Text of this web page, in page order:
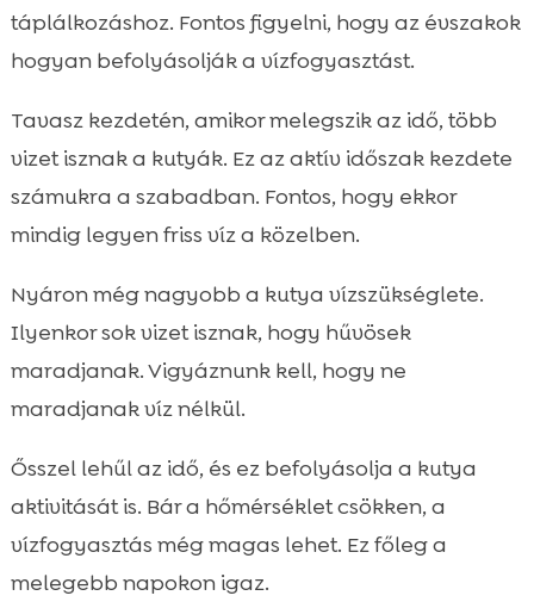
táplálkozáshoz. Fontos figyelni, hogy az évszakok
hogyan befolyásolják a vízfogyasztást.
Tavasz kezdetén, amikor melegszik az idő, több
vizet isznak a kutyák. Ez az aktív időszak kezdete
számukra a szabadban. Fontos, hogy ekkor
mindig legyen friss víz a közelben.
Nyáron még nagyobb a kutya vízszükséglete.
Ilyenkor sok vizet isznak, hogy hűvösek
maradjanak. Vigyáznunk kell, hogy ne
maradjanak víz nélkül.
Ősszel lehűl az idő, és ez befolyásolja a kutya
aktivitását is. Bár a hőmérséklet csökken, a
vízfogyasztás még magas lehet. Ez főleg a
melegebb napokon igaz.